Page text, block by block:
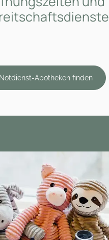
Notdienst-Apotheken finden